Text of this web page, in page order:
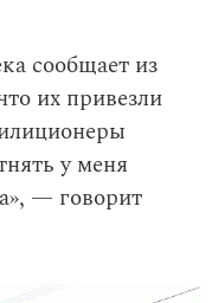
сообщает из
их привезли
у меня
— говорит